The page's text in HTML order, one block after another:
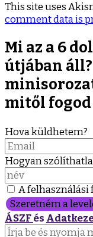
This site uses
comment data is
Mi az a 6
útjában áll?
mitől
Hova küldhetem?
Hogyan
A felhasználási
Szeretném a
ÁSZFés
Keresés: